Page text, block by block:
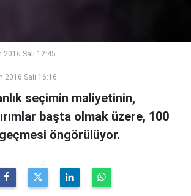
2016 Salı 12:45
2016 Salı 16:16
seçimin maliyetinin,
başta olmak üzere, 100
öngörülüyor.